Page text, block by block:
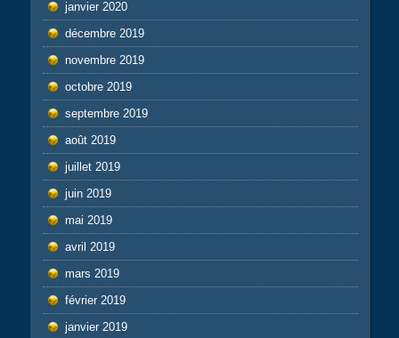
janvier 2020
décembre 2019
novembre 2019
octobre 2019
septembre 2019
août 2019
juillet 2019
juin 2019
mai 2019
avril 2019
mars 2019
février 2019
janvier 2019